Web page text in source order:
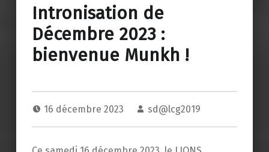
Intronisation de
Décembre 2023 :
bienvenue Munkh !
16 décembre 2023 sd@lcg2019